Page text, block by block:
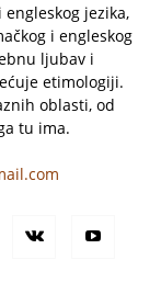
jezika,
i engleskog
ljubav i
etimologiji.
oblasti, od
tu ima.